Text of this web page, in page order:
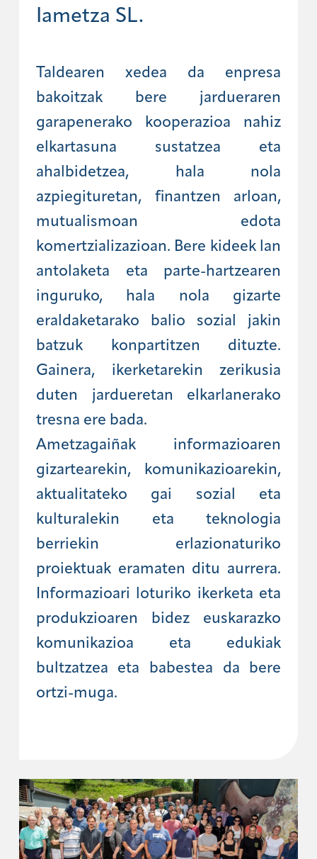
Iametza SL.
Taldearen xedea da enpresa
bakoitzak bere jardueraren
garapenerako kooperazioa nahiz
elkartasuna sustatzea eta
ahalbidetzea, hala nola
azpiegituretan, finantzen arloan,
mutualismoan edota
komertzializazioan. Bere kideek lan
antolaketa eta parte-hartzearen
inguruko, hala nola gizarte
eraldaketarako balio sozial jakin
batzuk konpartitzen dituzte.
Gainera, ikerketarekin zerikusia
duten jardueretan elkarlanerako
tresna ere bada.
Ametzagaiñak informazioaren
gizartearekin, komunikazioarekin,
aktualitateko gai sozial eta
kulturalekin eta teknologia
berriekin erlazionaturiko
proiektuak eramaten ditu aurrera.
Informazioari loturiko ikerketa eta
produkzioaren bidez euskarazko
komunikazioa eta edukiak
bultzatzea eta babestea da bere
ortzi-muga.